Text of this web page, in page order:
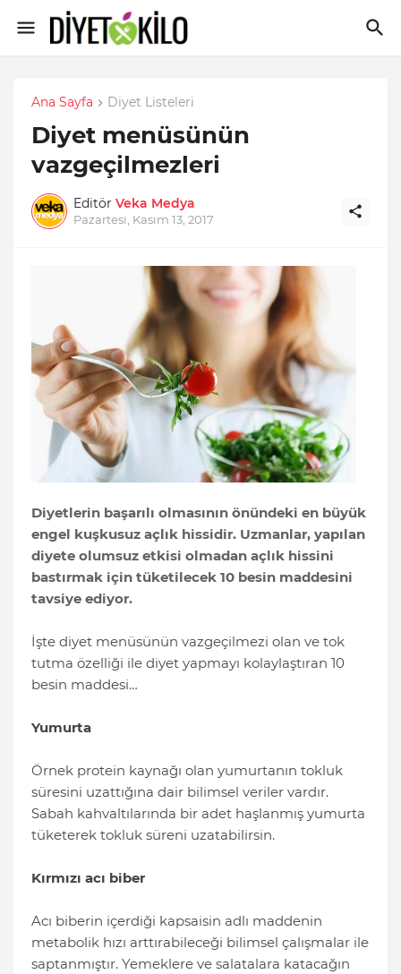
Ana Sayfa Diyet Listeleri
Diyet menüsünün
vazgeçilmezleri
Editör Veka Medya
Pazartesi, Kasım 13, 2017
Diyetlerin başarılı olmasının önündeki en büyük
engel kuşkusuz açlık hissidir. Uzmanlar, yapılan
diyete olumsuz etkisi olmadan açlık hissini
bastırmak için tüketilecek 10 besin maddesini
tavsiye ediyor.
İşte diyet menüsünün vazgeçilmezi olan ve tok
tutma özelliği ile diyet yapmayı kolaylaştıran 10
besin maddesi…
Yumurta
Örnek protein kaynağı olan yumurtanın tokluk
süresini uzattığına dair bilimsel veriler vardır.
Sabah kahvaltılarında bir adet haşlanmış yumurta
tüketerek tokluk süreni uzatabilirsin.
Kırmızı acı biber
Acı biberin içerdiği kapsaisin adlı maddenin
metabolik hızı arttırabileceği bilimsel çalışmalar ile
saptanmıştır. Yemeklere ve salatalara katacağın